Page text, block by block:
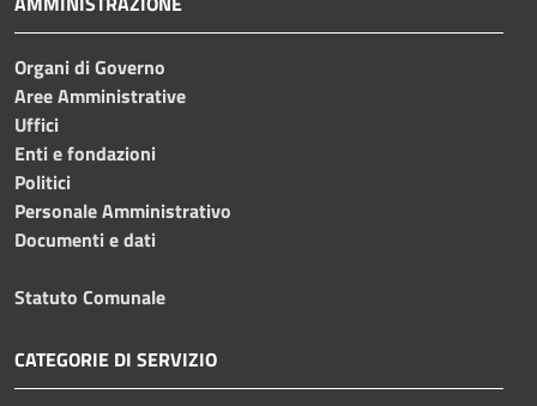
Organi di Governo
Aree Amministrative
Uffici
Enti e fondazioni
Politici
Personale Amministrativo
Documenti e dati
Statuto Comunale
CATEGORIE DI SERVIZIO